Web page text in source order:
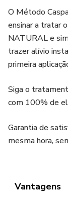
O Método
ensinar a tratar
NATURAL e
trazer alívio
primeira
Siga o
com 100% de
Garantia de
mesma hora,
Vantagens